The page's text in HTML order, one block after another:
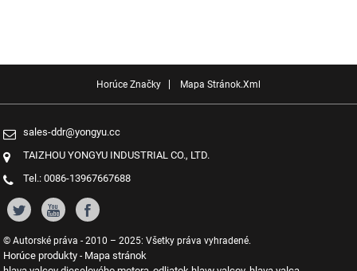
Horúce Značky Mapa Stránok.xml
sales-ddr@yongyu.cc
TAIZHOU YONGYU INDUSTRIAL CO., LTD.
Tel.: 0086-13967667688
© Autorské práva - 2010 – 2025: Všetky práva vyhradené.
Horúce produkty - Mapa stránok